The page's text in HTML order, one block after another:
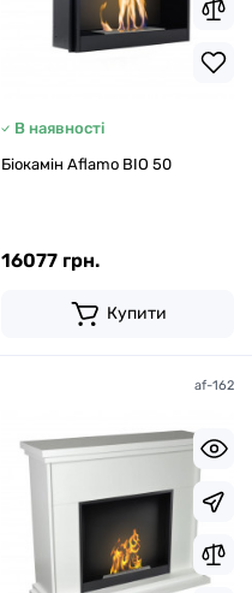
В наявності
Біокамін Aflamo BIO 50
16077 грн.
Купити
af-162